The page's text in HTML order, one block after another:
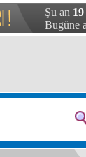
Şu an
Bugüne